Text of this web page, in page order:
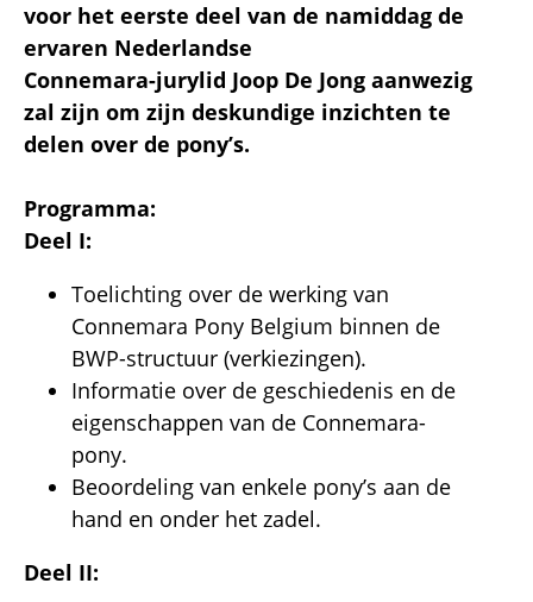
voor het eerste deel van de namiddag de
ervaren Nederlandse
Connemara-jurylid Joop De Jong aanwezig
zal zijn om zijn deskundige inzichten te
delen over de pony’s.
Programma:
Deel I:
Toelichting over de werking van
Connemara Pony Belgium binnen de
BWP-structuur (verkiezingen).
Informatie over de geschiedenis en de
eigenschappen van de Connemara-
pony.
Beoordeling van enkele pony’s aan de
hand en onder het zadel.
Deel II: